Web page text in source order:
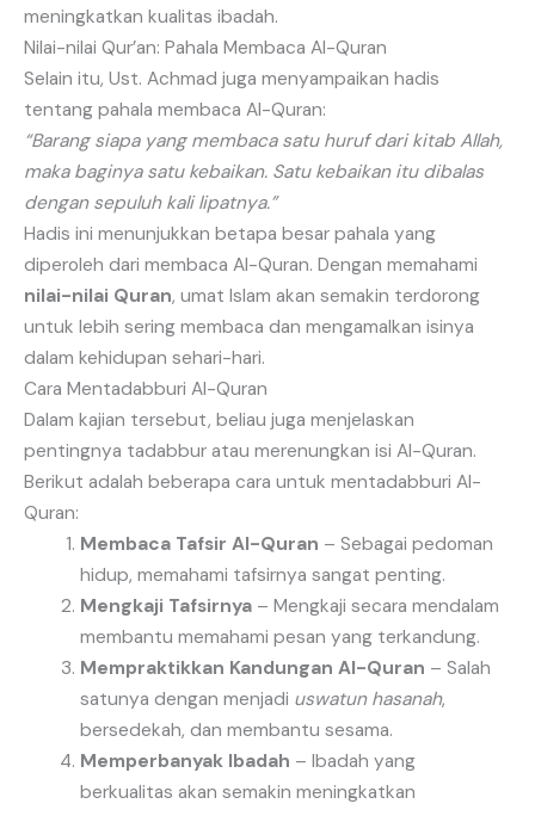
meningkatkan kualitas ibadah.
Nilai-nilai Qur’an: Pahala Membaca Al-Quran
Selain itu, Ust. Achmad juga menyampaikan hadis
tentang pahala membaca Al-Quran:
“Barang siapa yang membaca satu huruf dari kitab Allah,
maka baginya satu kebaikan. Satu kebaikan itu dibalas
dengan sepuluh kali lipatnya.”
Hadis ini menunjukkan betapa besar pahala yang
diperoleh dari membaca Al-Quran. Dengan memahami
nilai-nilai Quran, umat Islam akan semakin terdorong
untuk lebih sering membaca dan mengamalkan isinya
dalam kehidupan sehari-hari.
Cara Mentadabburi Al-Quran
Dalam kajian tersebut, beliau juga menjelaskan
pentingnya tadabbur atau merenungkan isi Al-Quran.
Berikut adalah beberapa cara untuk mentadabburi Al-
Quran:
Membaca Tafsir Al-Quran – Sebagai pedoman
hidup, memahami tafsirnya sangat penting.
Mengkaji Tafsirnya– Mengkaji secara mendalam
membantu memahami pesan yang terkandung.
Mempraktikkan Kandungan Al-Quran – Salah
satunya dengan menjadi uswatun hasanah,
bersedekah, dan membantu sesama.
Memperbanyak Ibadah – Ibadah yang
berkualitas akan semakin meningkatkan